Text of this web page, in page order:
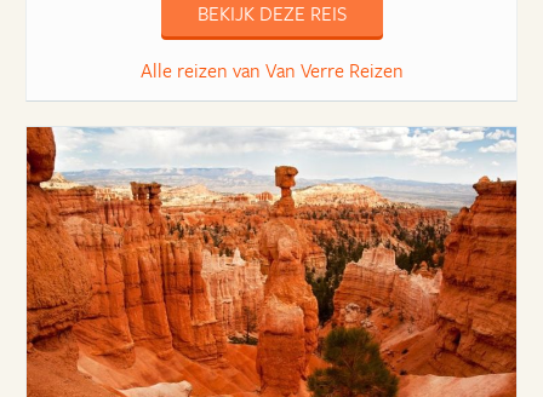
BEKIJK DEZE REIS
Alle reizen van Van Verre Reizen